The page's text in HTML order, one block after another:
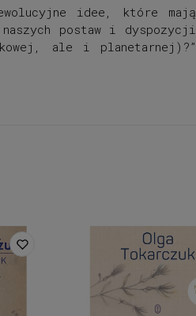
idee, które mają
postaw i dyspozycji
ale i planetarnej)?”